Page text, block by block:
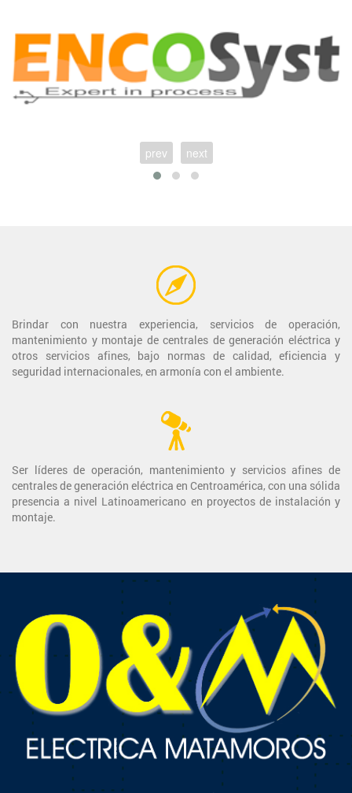
prev next
Brindar con nuestra experiencia, servicios de operación,
mantenimiento y montaje de centrales de generación eléctrica y
otros servicios afines, bajo normas de calidad, eficiencia y
seguridad internacionales, en armonía con el ambiente.
Ser líderes de operación, mantenimiento y servicios afines de
centrales de generación eléctrica en Centroamérica, con una sólida
presencia a nivel Latinoamericano en proyectos de instalación y
montaje.